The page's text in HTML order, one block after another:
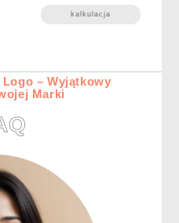
kalkulacja
Logo – Wyjątkowy
Marki